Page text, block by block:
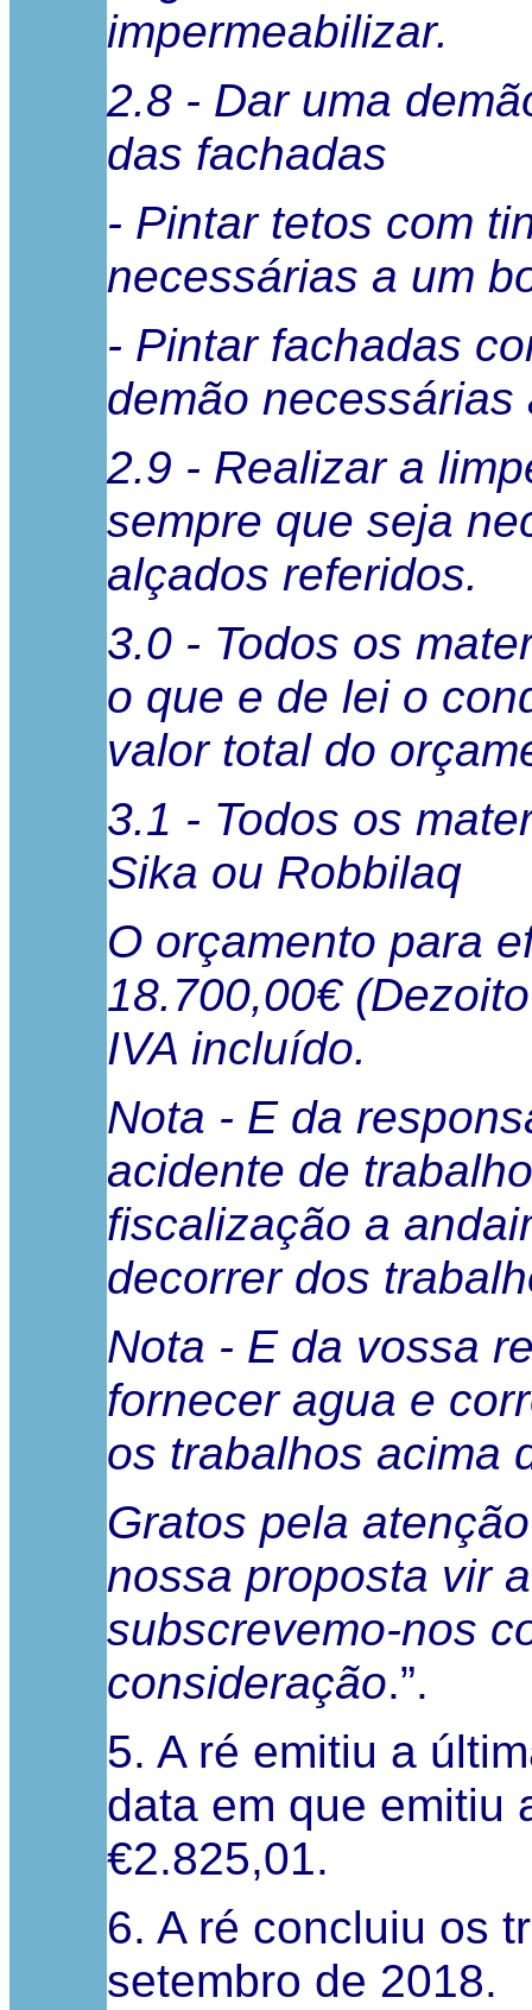
impermeabilizar.
2.8 - Dar uma
das fachadas
- Pintar tetos com
necessárias a um
- Pintar fachadas
demão
2.9 - Realizar a
sempre que seja
alçados referidos.
3.0 - Todos os
o que e de lei o
valor total do
3.1 - Todos os
Sika ou Robbilaq
O orçamento para
18.700,00€
IVA incluído.
Nota - E da
acidente de
fiscalização a
decorrer dos
Nota - E da vossa
fornecer agua e
os trabalhos acima
Gratos pela
nossa proposta vir
subscrevemo-nos
consideração.”.
5. A ré emitiu a
data em que emitiu
€2.825,01.
6. A ré concluiu os
setembro de 2018.